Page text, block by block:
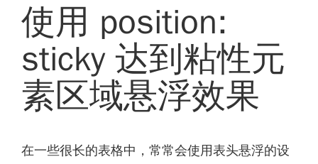
使用 position:
sticky 达到粘性元
素区域悬浮效果
在一些很长的表格中，常常会使用表头悬浮的设